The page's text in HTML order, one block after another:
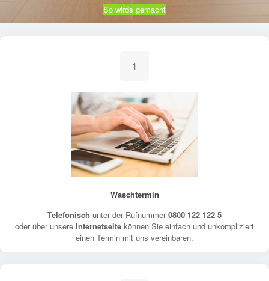
So wirds gemacht
1
Waschtermin
Telefonisch unter der Rufnummer0800 122 122 5
oder über unsere Internetseite können Sie einfach und unkompliziert
einen Termin mit uns vereinbaren.